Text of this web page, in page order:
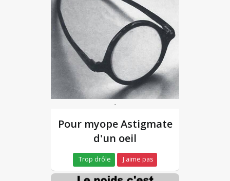
-
Pour myope Astigmate
d'un oeil
Trop drôle J'aime pas